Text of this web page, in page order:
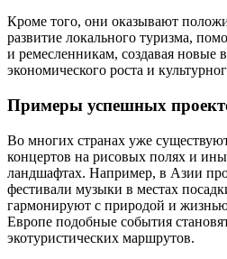
Кроме того, они оказывают
развитие локального туризма,
и ремесленникам, создавая новые
экономического роста и
Примеры успешных
Во многих странах уже
концертов на рисовых полях и
ландшафтах. Например, в Азии
фестивали музыки в местах
гармонируют с природой и
Европе подобные события
экотуристических маршрутов.